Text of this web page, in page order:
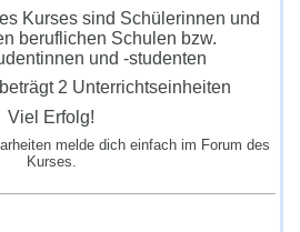
Kurses sind Schülerinnen und
beruflichen Schulen bzw.
und -studenten
2 Unterrichtseinheiten
Viel Erfolg!
melde dich einfach im Forum des
Kurses.